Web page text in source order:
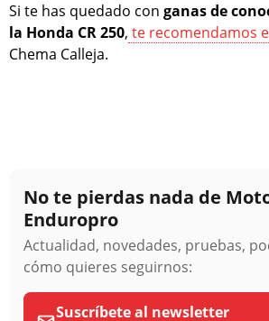
Si te has quedado con ganas de
la Honda CR 250, te recomendamos
Chema Calleja.
No te pierdas nada de
Enduropro
Actualidad, novedades, pruebas,
cómo quieres seguirnos:
Suscríbete al newsletter